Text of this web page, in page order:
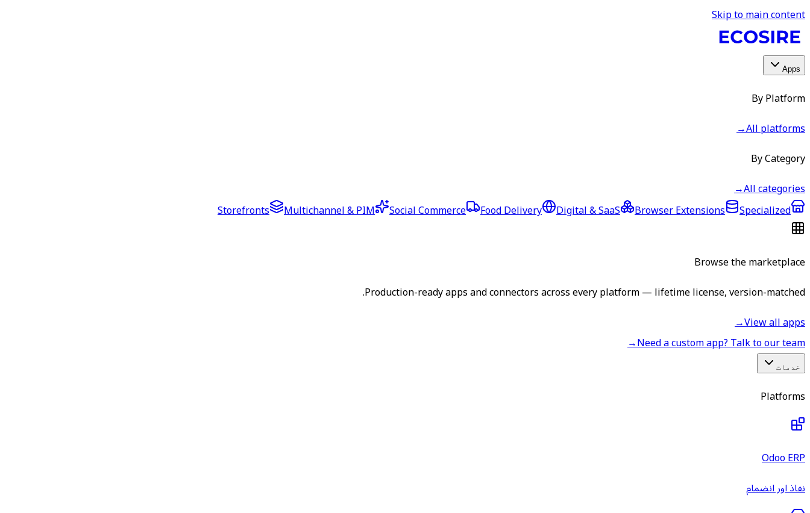
Skip to main content
Apps
By Platform
All platforms
→
By Category
All categories
→
Storefronts
Multichannel & PIM Social Commerce Food Delivery Digital & SaaS Browser Extensions Specialized
Browse the marketplace
Production-ready apps and connectors across every platform — lifetime license, version-matched.
View all apps
→
Need a custom app? Talk to our team
→
خدمات
Platforms
Odoo ERP
نفاذ اور انضمام